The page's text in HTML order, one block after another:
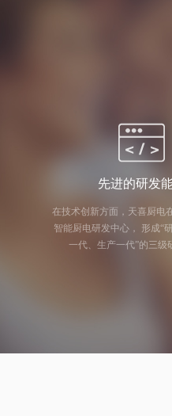
先进的研发
在技术创新方面，天喜厨电
智能厨电研发中心， 形成“研发一代、储备
一代、生产一代”的三级